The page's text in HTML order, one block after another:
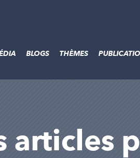
BLOGS THÈMES
articles